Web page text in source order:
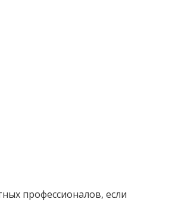
профессионалов, если